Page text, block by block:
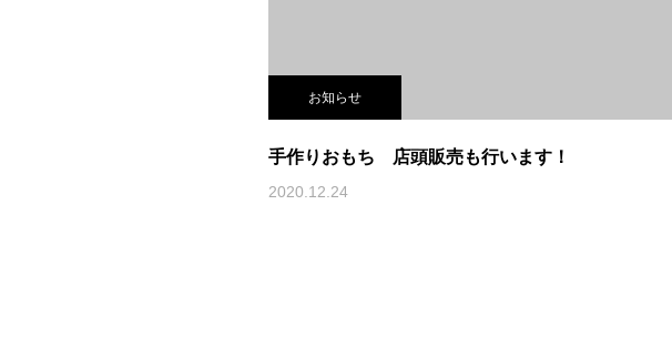
お知らせ
手作りおもち 店頭販売も行います！
2020.12.24